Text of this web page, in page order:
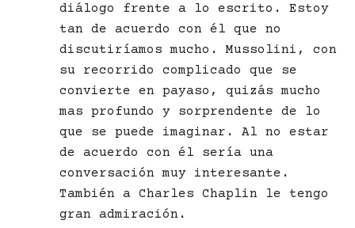
diálogo frente a lo escrito. Estoy
tan de acuerdo con él que no
discutiríamos mucho. Mussolini, con
su recorrido complicado que se
convierte en payaso, quizás mucho
mas profundo y sorprendente de lo
que se puede imaginar. Al no estar
de acuerdo con él sería una
conversación muy interesante.
También a Charles Chaplin le tengo
gran admiración.